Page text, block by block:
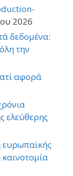
2026
δεδομένα:
την
αφορά
ελεύθερης